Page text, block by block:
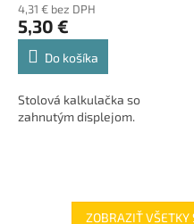
4,31 € bez DPH
5,30 €
Do košíka
Stolová kalkulačka so
zahnutým displejom.
ZOBRAZIŤ VŠETKY